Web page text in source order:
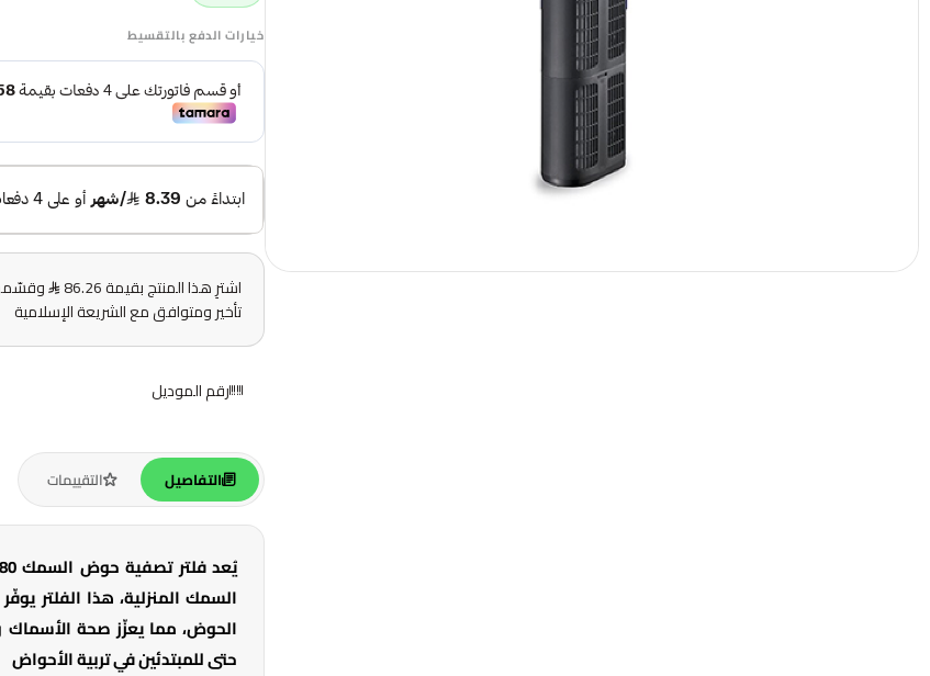
خيارات الدفع بالتقسيط
اشترِ هذا المنتج بقيمة 86.26
تأخير ومتوافق مع الشريعة الإسلامية
رقم الموديل
التفاصيل التقييمات
السمك المنزلية، هذا الفلتر
الحوض، مما يعزّز صحة الأسماك
حتى للمبتدئين في تربية الأحواض